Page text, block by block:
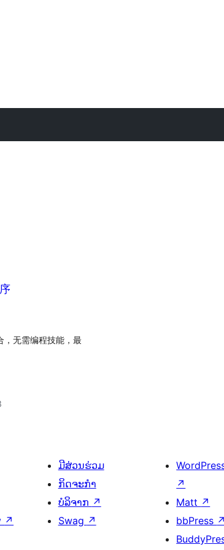
，无需编程技能，最
↗
ມີສ່ວນຮ່ວມ
ກິດຈະກຳ
ບໍລິຈາກ ↗
Swag ↗
↗
Matt ↗
bbPress ↗